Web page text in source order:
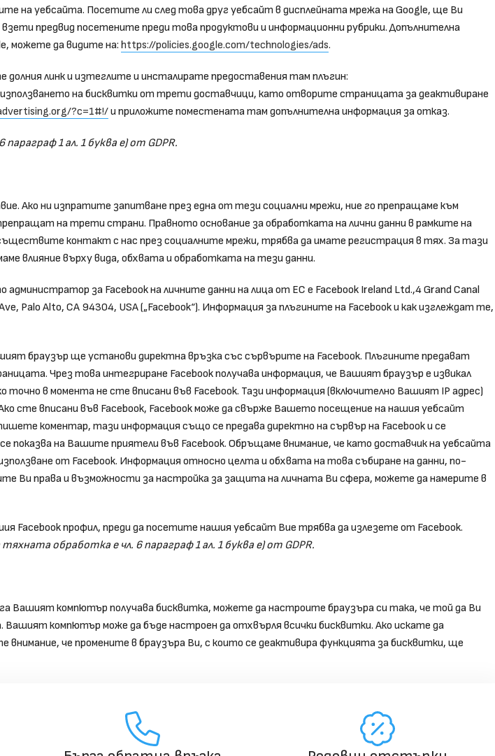
на уебсайта. Посетите ли след това друг уебсайт в дисплейната мрежа на Google, ще Ви
предвид посетените преди това продуктови и информационни рубрики. Допълнителна
можете да видите на: https://policies.google.com/technologies/ads.
линк и изтеглите и инсталирате предоставения там плъгин:
на бисквитки от трети доставчици, като отворите страницата за деактивиране
?c=1#!/и приложите поместената там допълнителна информация за отказ.
1 ал. 1 буква е) от GDPR.
Ако ни изпратите запитване през една от тези социални мрежи, ние го препращаме към
на трети страни. Правното основание за обработката на лични данни в рамките на
контакт с нас през социалните мрежи, трябва да имате регистрация в тях. За тази
влияние върху вида, обхвата и обработката на тези данни.
за Facebook на личните данни на лица от ЕС е Facebook Ireland Ltd.,4 Grand Canal
Palo Alto, CA 94304, USA („Facebook“). Информация за плъгините на Facebook и как изглеждат те,
браузър ще установи директна връзка със сървърите на Facebook. Плъгините предават
Чрез това интегриране Facebook получава информация, че Вашият браузър е извикал
в момента не сте вписани във Facebook. Тази информация (включително Вашият ІР адрес)
сте вписани във Facebook, Facebook може да свърже Вашето посещение на нашия уебсайт
коментар, тази информация също се предава директно на сървър на Facebook и се
показва на Вашите приятели във Facebook. Обръщаме внимание, че като доставчик на уебсайта
от Facebook. Информация относно целта и обхвата на това събиране на данни, по-
Ви права и възможности за настройка за защита на личната Ви сфера, можете да намерите в
Facebook профил, преди да посетите нашия уебсайт Вие трябва да излезете от Facebook.
обработка е чл. 6 параграф 1 ал. 1 буква е) от GDPR.
Вашият компютър получава бисквитка, можете да настроите браузъра си така, че той да Ви
компютър може да бъде настроен да отхвърля всички бисквитки. Ако искате да
внимание, че промените в браузъра Ви, с които се деактивира функцията за бисквитки, ще